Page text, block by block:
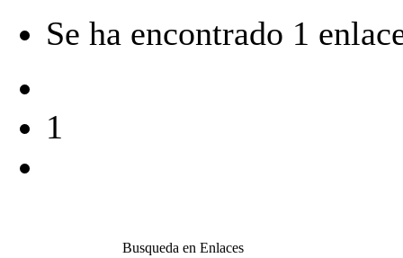
Se ha encontrado 1
1
Busqueda en Enlaces